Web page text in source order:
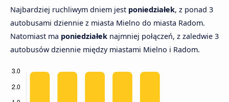
Najbardziej ruchliwym dniem jest poniedziałek, z ponad 3
autobusami dziennie z miasta Mielno do miasta Radom.
Natomiast ma poniedziałek najmniej połączeń, z zaledwie 3
autobusów dziennie między miastami Mielno i Radom.